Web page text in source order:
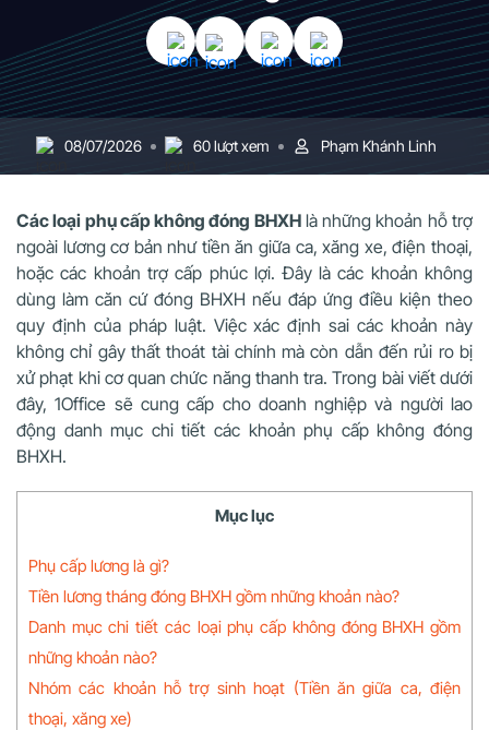
08/07/2026 60 lượt xem Phạm Khánh Linh
Các loại phụ cấp không đóng BHXHlà những khoản hỗ trợ
ngoài lương cơ bản như tiền ăn giữa ca, xăng xe, điện thoại,
hoặc các khoản trợ cấp phúc lợi. Đây là các khoản không
dùng làm căn cứ đóng BHXH nếu đáp ứng điều kiện theo
quy định của pháp luật. Việc xác định sai các khoản này
không chỉ gây thất thoát tài chính mà còn dẫn đến rủi ro bị
xử phạt khi cơ quan chức năng thanh tra. Trong bài viết dưới
đây, 1Office sẽ cung cấp cho doanh nghiệp và người lao
động danh mục chi tiết các khoản phụ cấp không đóng
BHXH.
Mục lục
Phụ cấp lương là gì?
Tiền lương tháng đóng BHXH gồm những khoản nào?
Danh mục chi tiết các loại phụ cấp không đóng BHXH gồm
những khoản nào?
Nhóm các khoản hỗ trợ sinh hoạt (Tiền ăn giữa ca, điện
thoại, xăng xe)